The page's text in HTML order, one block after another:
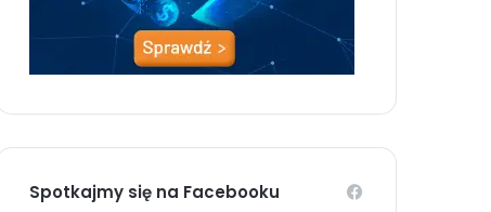
Spotkajmy się na Facebooku